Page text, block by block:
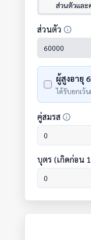
ส่วนตัวและ
ส่วนตัว
ผู้สูงอายุ
ได้รับยกเว้
คู่สมรส
บุตร (เกิดก่อน